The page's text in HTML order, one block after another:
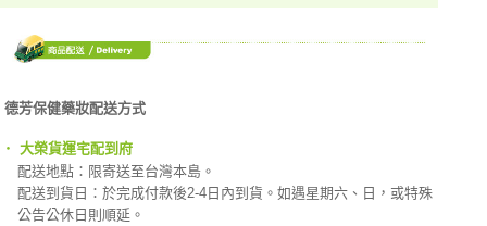
德芳保健藥妝配送方式
‧ 大榮貨運宅配到府
配送地點：限寄送至台灣本島。
配送到貨日：於完成付款後2-4日內到貨。如遇星期六、日，或特殊
公告公休日則順延。